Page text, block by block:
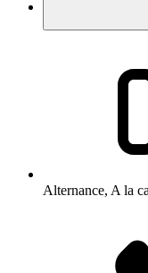
Alternance, A la